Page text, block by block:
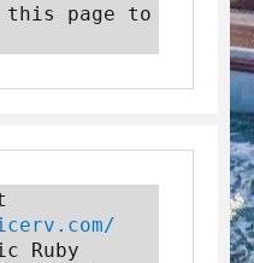
this page to
Ruby